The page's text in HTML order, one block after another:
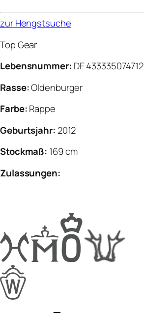
zur Hengstsuche
Top Gear
Lebensnummer: DE 433335074712
Rasse:Oldenburger
Farbe:Rappe
Geburtsjahr: 2012
Stockmaß: 169 cm
Zulassungen: